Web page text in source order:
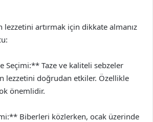
lezzetini artırmak için dikkate almanız
Seçimi:** Taze ve kaliteli sebzeler
lezzetini doğrudan etkiler. Özellikle
önemlidir.
Biberleri közlerken, ocak üzerinde